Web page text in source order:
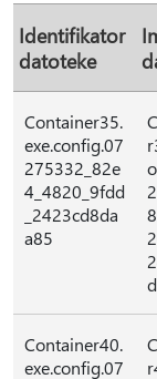
Identifikator
datoteke
Container35.
exe.config.07
275332_82e
4_4820_9fdd
_2423cd8da
a85
Container40.
exe.config.07